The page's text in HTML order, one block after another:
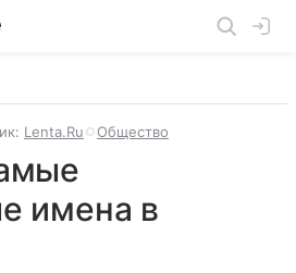
Lenta.Ru Общество
имена в